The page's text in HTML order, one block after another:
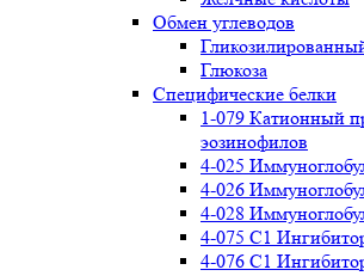
Обмен углеводов
Глюкоза
Специфические белки
1-079 Катионный
эозинофилов
4-025
4-026
4-028
4-075 С1
4-076 С1